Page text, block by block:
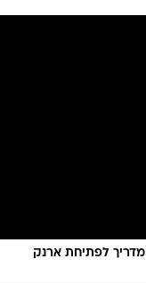
מדריך לפתיחת ארנק